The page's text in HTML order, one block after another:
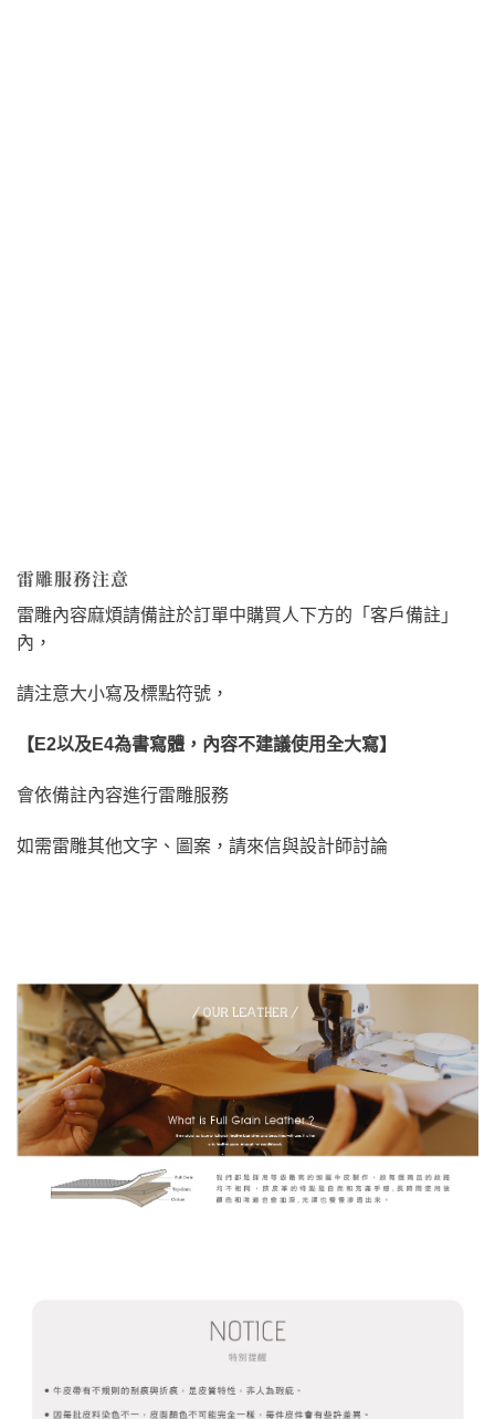
雷雕服務注意
雷雕內容麻煩請備註於訂單中購買人下方的「客戶備註」
內，
請注意大小寫及標點符號，
【E2以及E4為書寫體，內容不建議使用全大寫】
會依備註內容進行雷雕服務
如需雷雕其他文字、圖案，請來信與設計師討論